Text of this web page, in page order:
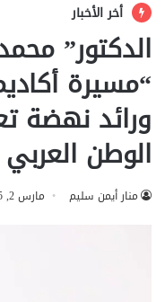
أخر الأخبار
الدكتور”
“مسيرة
ورائد نهضة
الوطن العربي
منار أيمن سليم مارس 2, 2025